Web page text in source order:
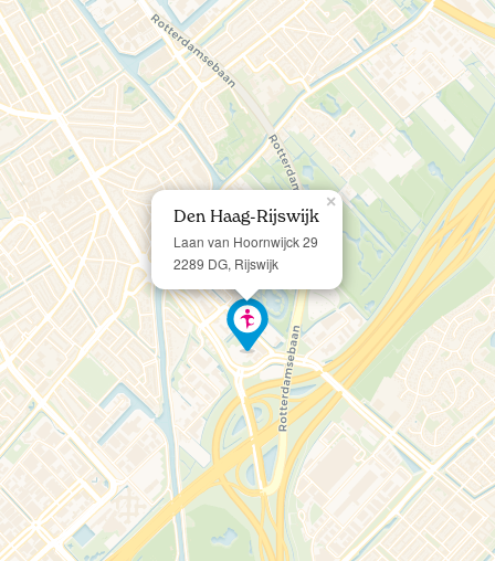
Den Haag-Rijswijk
Laan van Hoornwijck 29
2289 DG, Rijswijk
×